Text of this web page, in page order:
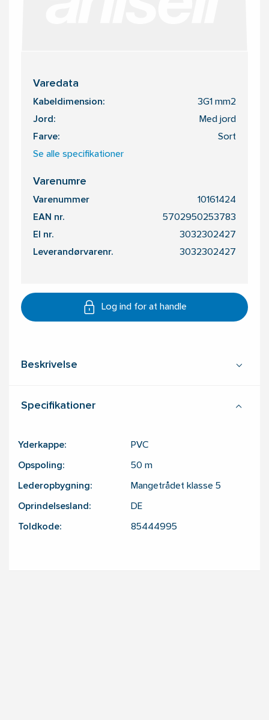
Varedata
Kabeldimension: 3G1 mm2
Jord: Med jord
Farve: Sort
Se alle specifikationer
Varenumre
Varenummer 10161424
EAN nr. 5702950253783
El nr. 3032302427
Leverandørvarenr. 3032302427
Log ind for at handle
Beskrivelse
Specifikationer
Yderkappe: PVC
Opspoling: 50 m
Lederopbygning: Mangetrådet klasse 5
Oprindelsesland: DE
Toldkode: 85444995